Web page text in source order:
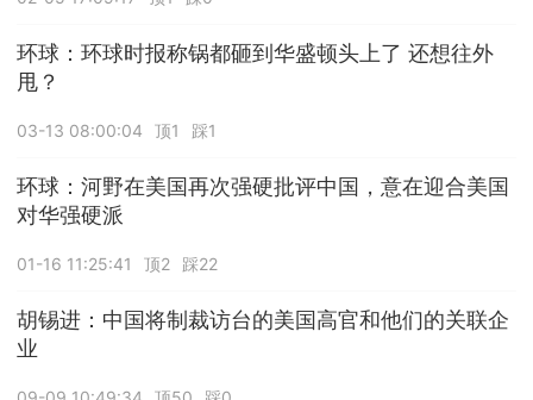
环球：环球时报称锅都砸到华盛顿头上了 还想往外
甩？
03-13 08:00:04 顶1 踩1
环球：河野在美国再次强硬批评中国，意在迎合美国
对华强硬派
01-16 11:25:41 顶2 踩22
胡锡进：中国将制裁访台的美国高官和他们的关联企
业